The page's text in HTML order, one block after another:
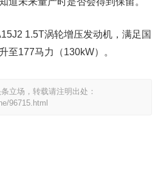
1.5T涡轮增压发动机，满足国
至177马力（130kW）。
立场，转载请注明出处：
96715.html